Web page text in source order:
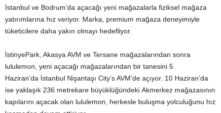
İstanbul ve Bodrum’da açacağı yeni mağazalarla fiziksel mağaza
yatırımlarına hız veriyor. Marka, premium mağaza deneyimiyle
tüketicilere daha yakın olmayı hedefliyor.
İstinyePark, Akasya AVM ve Tersane mağazalarından sonra
lululemon, yeni açacağı mağazalarından bir tanesini 5
Haziran’da İstanbul Nişantaşı City’s AVM’de açıyor. 10 Haziran’da
ise yaklaşık 236 metrekare büyüklüğündeki Akmerkez mağazasının
kapılarını açacak olan lululemon, herkesle buluşma yolculuğunu hız